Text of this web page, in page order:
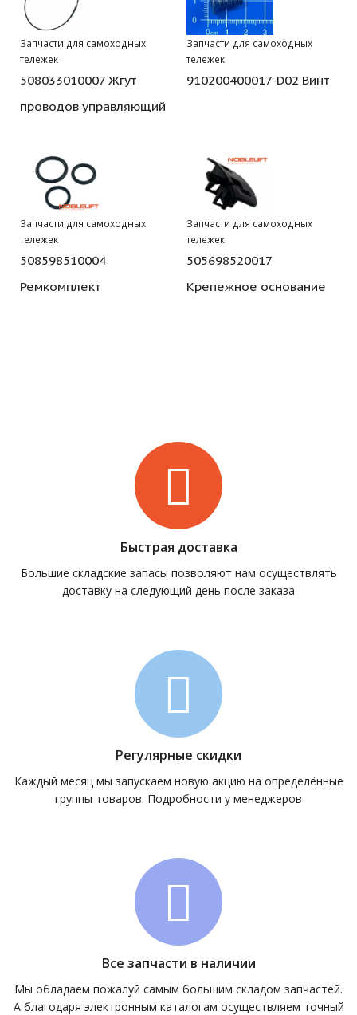
Запчасти для самоходных
тележек
508033010007 Жгут
проводов управляющий
Запчасти для самоходных
тележек
910200400017-D02 Винт
Запчасти для самоходных
тележек
508598510004
Ремкомплект
Запчасти для самоходных
тележек
505698520017
Крепежное основание
Быстрая доставка
Большие складские запасы позволяют нам осуществлять
доставку на следующий день после заказа
Регулярные скидки
Каждый месяц мы запускаем новую акцию на определённые
группы товаров. Подробности у менеджеров
Все запчасти в наличии
Мы обладаем пожалуй самым большим складом запчастей.
А благодаря электронным каталогам осуществляем точный